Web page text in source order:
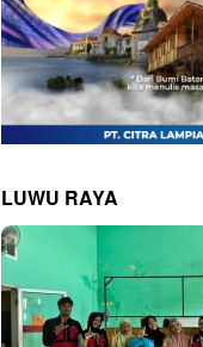
LUWU RAYA